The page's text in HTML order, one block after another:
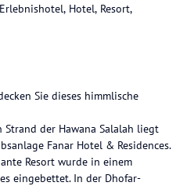
Hotel, Resort,
Sie dieses himmlische
der Hawana Salalah liegt
Fanar Hotel & Residences.
Resort wurde in einem
eingebettet. In der Dhofar-